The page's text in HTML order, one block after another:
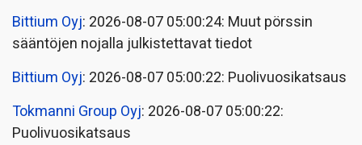
Bittium Oyj: 2026-08-07 05:00:24: Muut pörssin
sääntöjen nojalla julkistettavat tiedot
Bittium Oyj: 2026-08-07 05:00:22: Puolivuosikatsaus
Tokmanni Group Oyj: 2026-08-07 05:00:22:
Puolivuosikatsaus